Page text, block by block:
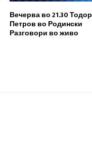
Вечерва во 21.30 Тодор
Петров во Родински
Разговори во живо